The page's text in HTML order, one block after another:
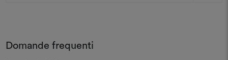
Domande frequenti